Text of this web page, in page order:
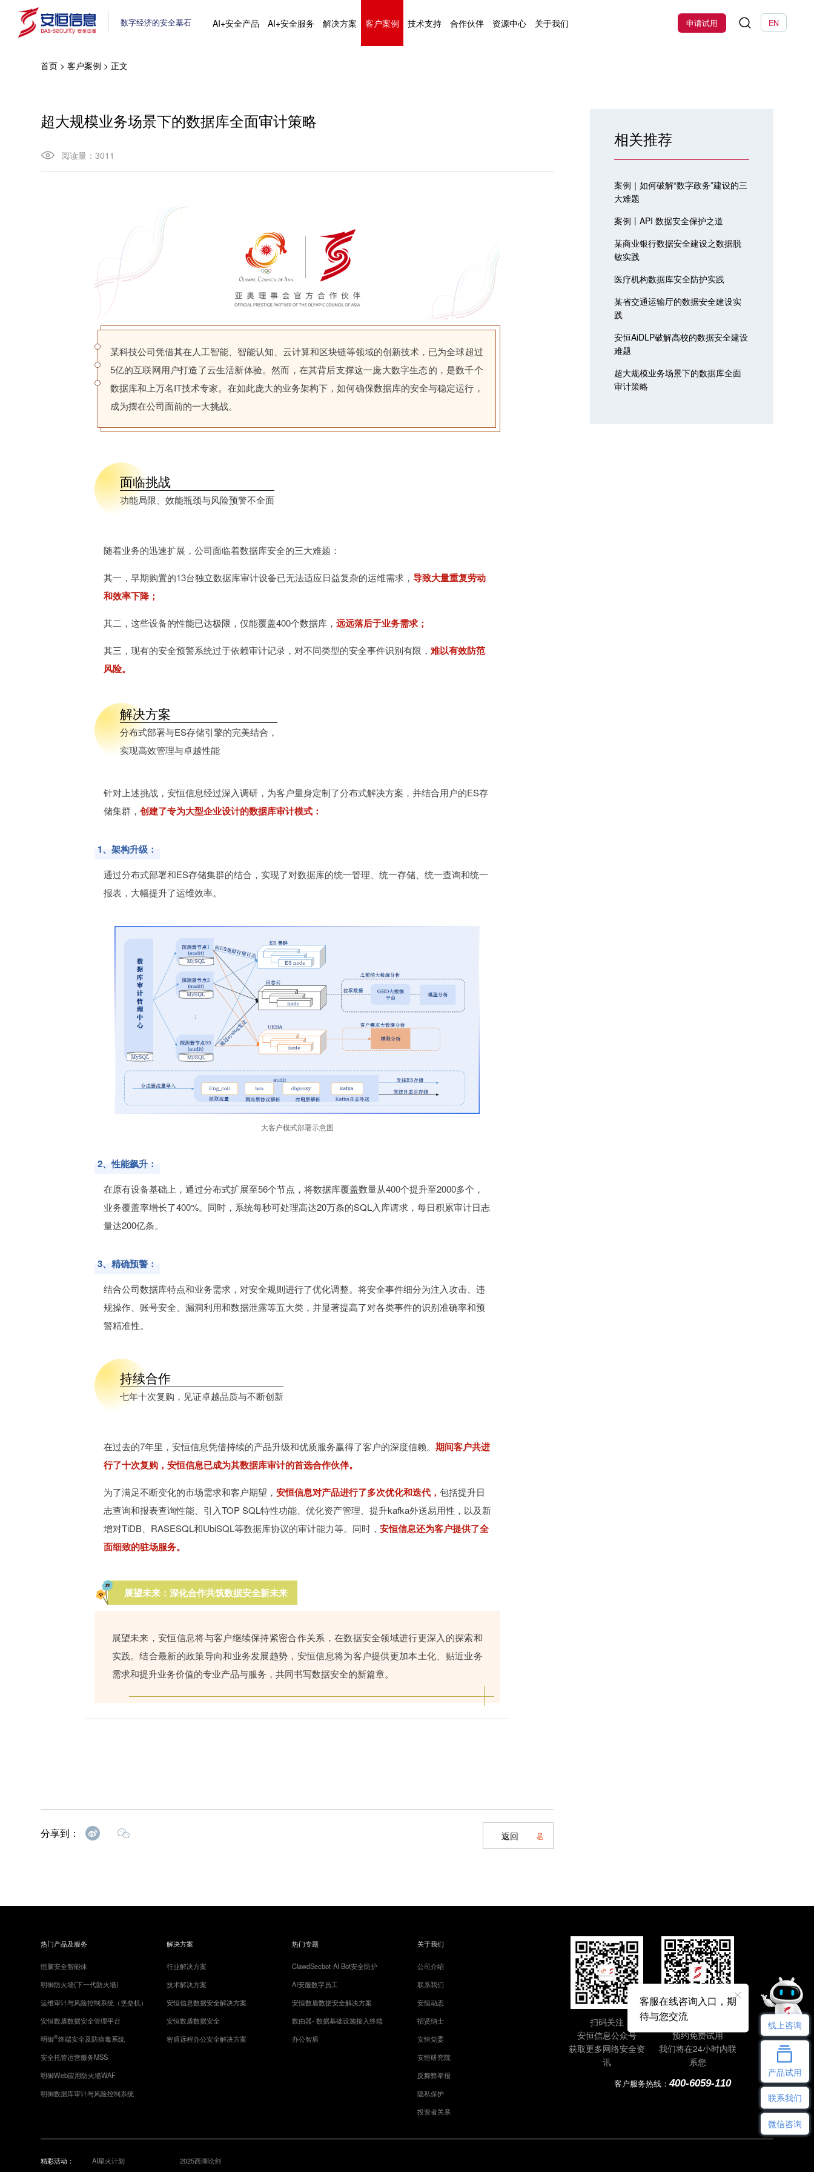
数字经济的安全基石 AI+安全产品 AI+安全服务 解决方案 客户案例 技术支持 合作伙伴 资源中心 关于我们 EN
申请试用
首页 >客户案例 >正文
超大规模业务场景下的数据库全面审计策略
阅读量：3011
某科技公司凭借其在人工智能、智能认知、云计算和区块链等领域的创新技术，已为全球超过
5亿的互联网用户打造了云生活新体验。然而，在其背后支撑这一庞大数字生态的，是数千个
数据库和上万名IT技术专家。在如此庞大的业务架构下，如何确保数据库的安全与稳定运行，
成为摆在公司面前的一大挑战。
面临挑战
功能局限、效能瓶颈与风险预警不全面
随着业务的迅速扩展，公司面临着数据库安全的三大难题：
其一，早期购置的13台独立数据库审计设备已无法适应日益复杂的运维需求， 导致大量重复劳动
和效率下降；
其二，这些设备的性能已达极限，仅能覆盖400个数据库， 远远落后于业务需求；
其三，现有的安全预警系统过于依赖审计记录，对不同类型的安全事件识别有限， 难以有效防范
风险。
解决方案
分布式部署与ES存储引擎的完美结合，
实现高效管理与卓越性能
针对上述挑战，安恒信息经过深入调研，为客户量身定制了分布式解决方案，并结合用户的ES存
储集群， 创建了专为大型企业设计的数据库审计模式：
1、架构升级：
通过分布式部署和ES存储集群的结合，实现了对数据库的统一管理、统一存储、统一查询和统一
报表，大幅提升了运维效率。
大客户模式部署示意图
2、性能飙升：
在原有设备基础上，通过分布式扩展至56个节点，将数据库覆盖数量从400个提升至2000多个，
业务覆盖率增长了400%。同时，系统每秒可处理高达20万条的SQL入库请求，每日积累审计日志
量达200亿条。
3、精确预警：
结合公司数据库特点和业务需求，对安全规则进行了优化调整。将安全事件细分为注入攻击、违
规操作、账号安全、漏洞利用和数据泄露等五大类，并显著提高了对各类事件的识别准确率和预
警精准性。
持续合作
七年十次复购，见证卓越品质与不断创新
在过去的7年里，安恒信息凭借持续的产品升级和优质服务赢得了客户的深度信赖。 期间客户共进
行了十次复购，安恒信息已成为其数据库审计的首选合作伙伴。
为了满足不断变化的市场需求和客户期望， 安恒信息对产品进行了多次优化和迭代， 包括提升日
志查询和报表查询性能、引入TOP SQL特性功能、优化资产管理、提升kafka外送易用性，以及新
增对TiDB、RASESQL和UbiSQL等数据库协议的审计能力等。 同时， 安恒信息还为客户提供了全
面细致的驻场服务。
展望未来：深化合作共筑数据安全新未来
展望未来，安恒信息将与客户继续保持紧密合作关系，在数据安全领域进行更深入的探索和
实践。结合最新的政策导向和业务发展趋势，安恒信息将为客户提供更加本土化、贴近业务
需求和提升业务价值的专业产品与服务，共同书写数据安全的新篇章。
分享到： 返回
相关推荐
案例｜如何破解“数字政务”建设的三
大难题
案例丨API 数据安全保护之道
某商业银行数据安全建设之数据脱
敏实践
医疗机构数据库安全防护实践
某省交通运输厅的数据安全建设实
践
安恒AiDLP破解高校的数据安全建设
难题
超大规模业务场景下的数据库全面
审计策略
扫码关注
安恒信息公众号
获取更多网络安全资
讯
即刻扫码
预约免费试用
我们将在24小时内联
系您
客户服务热线：400-6059-110
热门产品及服务
恒脑安全智能体
明御防火墙(下一代防火墙)
运维审计与风险控制系统（堡垒机）
安恒数盾数据安全管理平台
明御®终端安全及防病毒系统
安全托管运营服务MSS
明御Web应用防火墙WAF
明御数据库审计与风险控制系统
解决方案
行业解决方案
技术解决方案
安恒信息数据安全解决方案
安恒数盾数据安全
密盾远程办公安全解决方案
热门专题
ClawdSecbot-AI Bot安全防护
AI安服数字员工
安恒数盾数据安全解决方案
数由器- 数据基础设施接入终端
办公智盾
关于我们
公司介绍
联系我们
安恒动态
招贤纳士
安恒党委
安恒研究院
反舞弊举报
隐私保护
投资者关系
精彩活动： AI星火计划 2025西湖论剑
客服在线咨询入口，期
待与您交流
线上咨询
产品试用
联系我们
微信咨询